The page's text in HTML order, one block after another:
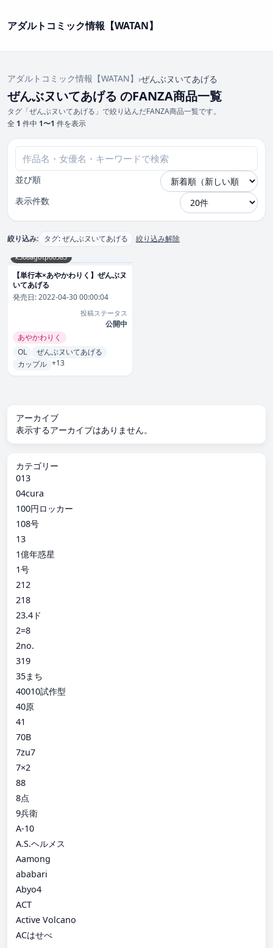
アダルトコミック情報【WATAN】
アダルトコミック情報【WATAN】 ›ぜんぶヌいてあげる
ぜんぶヌいてあげる のFANZA商品一覧
タグ「ぜんぶヌいてあげる」で絞り込んだFANZA商品一覧です。
全 1 件中 1〜1 件を表示
並び順
表示件数
絞り込み: タグ: ぜんぶヌいてあげる 絞り込み解除
k568agotp00583
【単行本×あやかわりく】ぜんぶヌ
いてあげる
発売日:2022-04-30 00:00:04
投稿ステータス
公開中
あやかわりく
OL
ぜんぶヌいてあげる
カップル +13
アーカイブ
表示するアーカイブはありません。
カテゴリー
013
04cura
100円ロッカー
108号
13
1億年惑星
1号
212
218
23.4ド
2=8
2no.
319
35まち
40010試作型
40原
41
70B
7zu7
7×2
88
8点
9兵衛
A-10
A.S.ヘルメス
Aamong
ababari
Abyo4
ACT
Active Volcano
ACはせべ